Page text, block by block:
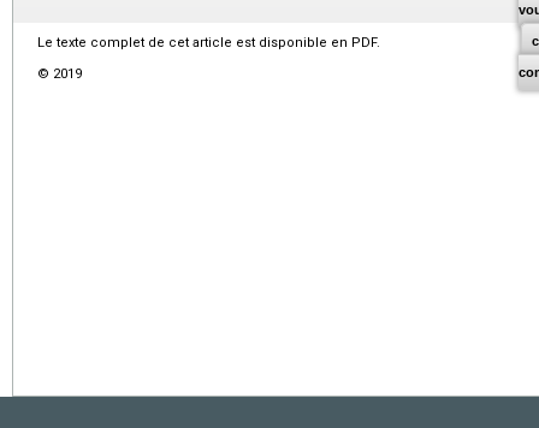
Le texte complet de cet article est disponible en PDF.
© 2019